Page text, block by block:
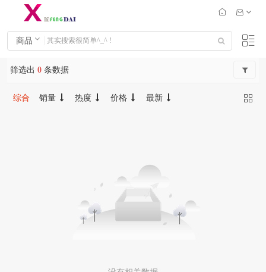
商品
筛选出 0 条数据
综合 销量 热度 价格 最新